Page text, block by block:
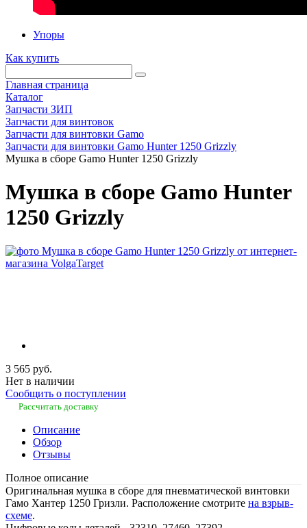
Упоры
Как купить
Главная страница
Каталог
Запчасти ЗИП
Запчасти для винтовок
Запчасти для винтовки Gamo
Запчасти для винтовки Gamo Hunter 1250 Grizzly
Мушка в сборе Gamo Hunter 1250 Grizzly
Мушка в сборе Gamo Hunter
1250 Grizzly
3 565 руб.
Нет в наличии
Сообщить о поступлении
Рассчитать доставку
Описание
Обзор
Отзывы
Полное описание
Оригинальная мушка в сборе для пневматической винтовки
Гамо Хантер 1250 Гризли. Расположение смотрите на взрыв-
схеме.